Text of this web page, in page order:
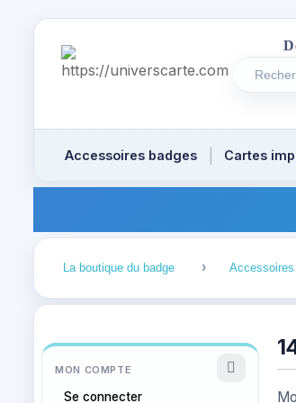
D
Accessoires badges Cartes
La boutique du badge Accessoires
MON COMPTE
Se connecter